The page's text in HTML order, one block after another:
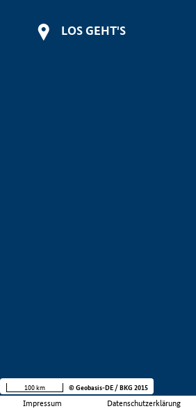
LOS GEHT'S
Impressum Datenschutzerklärung
100 km © Geobasis-DE / BKG 2015